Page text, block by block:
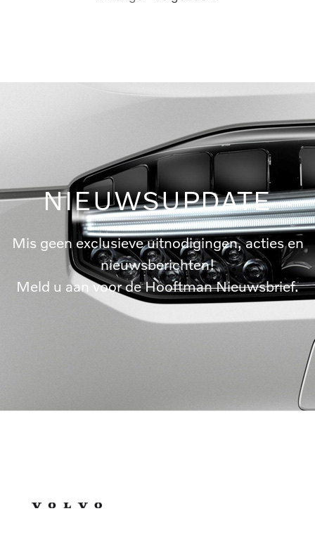
NIEUWSUPDATE
Mis geen exclusieve uitnodigingen, acties en
nieuwsberichten!
Meld u aan voor de Hooftman Nieuwsbrief.